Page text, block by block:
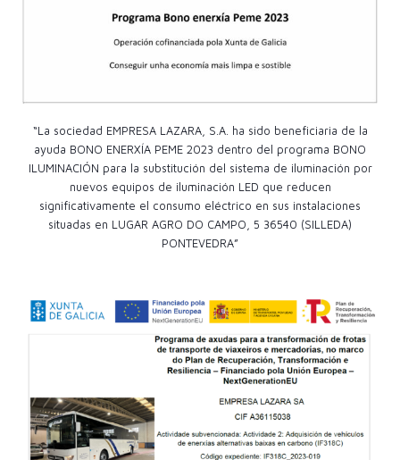
“La sociedad EMPRESA LAZARA, S.A. ha sido beneficiaria de la
ayuda BONO ENERXÍA PEME 2023 dentro del programa BONO
ILUMINACIÓN para la substitución del sistema de iluminación por
nuevos equipos de iluminación LED que reducen
significativamente el consumo eléctrico en sus instalaciones
situadas en LUGAR AGRO DO CAMPO, 5 36540 (SILLEDA)
PONTEVEDRA”